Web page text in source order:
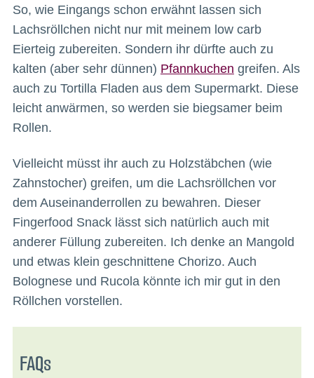
So, wie Eingangs schon erwähnt lassen sich
Lachsröllchen nicht nur mit meinem low carb
Eierteig zubereiten. Sondern ihr dürfte auch zu
kalten (aber sehr dünnen) Pfannkuchen greifen. Als
auch zu Tortilla Fladen aus dem Supermarkt. Diese
leicht anwärmen, so werden sie biegsamer beim
Rollen.
Vielleicht müsst ihr auch zu Holzstäbchen (wie
Zahnstocher) greifen, um die Lachsröllchen vor
dem Auseinanderrollen zu bewahren. Dieser
Fingerfood Snack lässt sich natürlich auch mit
anderer Füllung zubereiten. Ich denke an Mangold
und etwas klein geschnittene Chorizo. Auch
Bolognese und Rucola könnte ich mir gut in den
Röllchen vorstellen.
FAQs